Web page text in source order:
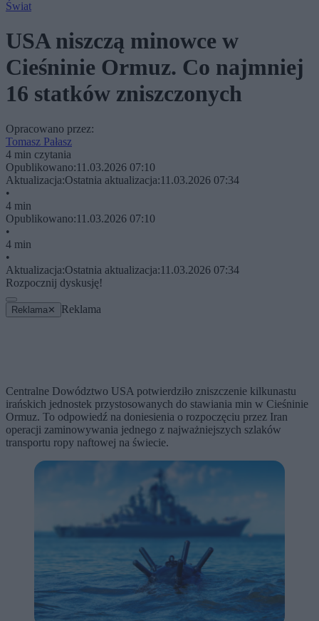
Świat
USA niszczą minowce w
Cieśninie Ormuz. Co najmniej
16 statków zniszczonych
Opracowano przez:
Tomasz Pałasz
4 min czytania
Opublikowano:11.03.2026 07:10
Aktualizacja:Ostatnia aktualizacja:11.03.2026 07:34
•
4 min
Opublikowano:11.03.2026 07:10
•
4 min
•
Aktualizacja:Ostatnia aktualizacja:11.03.2026 07:34
Rozpocznij dyskusję!
Reklama ✕ Reklama
Centralne Dowództwo USA potwierdziło zniszczenie kilkunastu
irańskich jednostek przystosowanych do stawiania min w Cieśninie
Ormuz. To odpowiedź na doniesienia o rozpoczęciu przez Iran
operacji zaminowywania jednego z najważniejszych szlaków
transportu ropy naftowej na świecie.